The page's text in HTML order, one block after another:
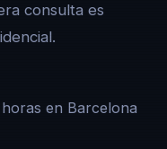
consulta es
en Barcelona